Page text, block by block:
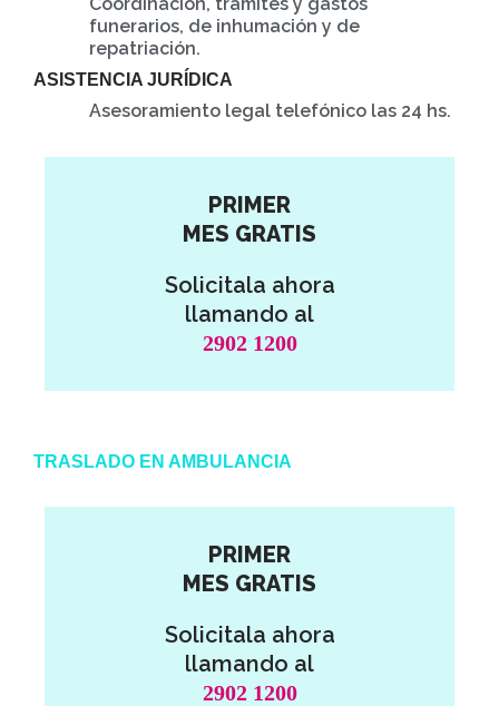
funerarios, de inhumación y de
repatriación.
ASISTENCIA JURÍDICA
Asesoramiento legal telefónico las 24 hs.
PRIMER
MES GRATIS
Solicitala ahora
llamando al
2902 1200
TRASLADO EN AMBULANCIA
PRIMER
MES GRATIS
Solicitala ahora
llamando al
2902 1200